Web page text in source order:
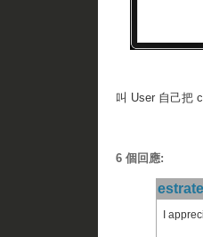
叫 User 自己把
6 個回應:
I